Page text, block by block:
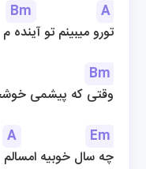
Bm
A
تورو میبینم تو آینده م
Bm
وقتی که پیشمی
A
Em
چه سال خوبیه امسالم